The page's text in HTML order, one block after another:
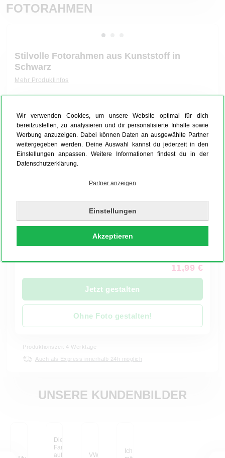
Wir verwenden Cookies, um unsere Website optimal für dich
bereitzustellen, zu analysieren und dir personalisierte Inhalte sowie
Werbung anzuzeigen. Dabei können Daten an ausgewählte Partner
weitergegeben werden. Deine Auswahl kannst du jederzeit in den
Einstellungen anpassen. Weitere Informationen findest du in der
Datenschutzerklärung.
Partner anzeigen
Einstellungen
Akzeptieren
FOTORAHMEN
Stilvolle Fotorahmen aus Kunststoff in
Schwarz
Mehr Produktinfos
Rahmen: Kunststoff Schwarz
Kein Passepartout
11,99 €
Jetzt gestalten
Ohne Foto gestalten!
Produktionszeit 4 Werktage
Auch als Express innerhalb 24h möglich
UNSERE KUNDENBILDER
Die schönsten
Familien-Erinnerungen
auf großen Postern, soVW Bulli im Yosemite
Ich bin sehr zufrieden